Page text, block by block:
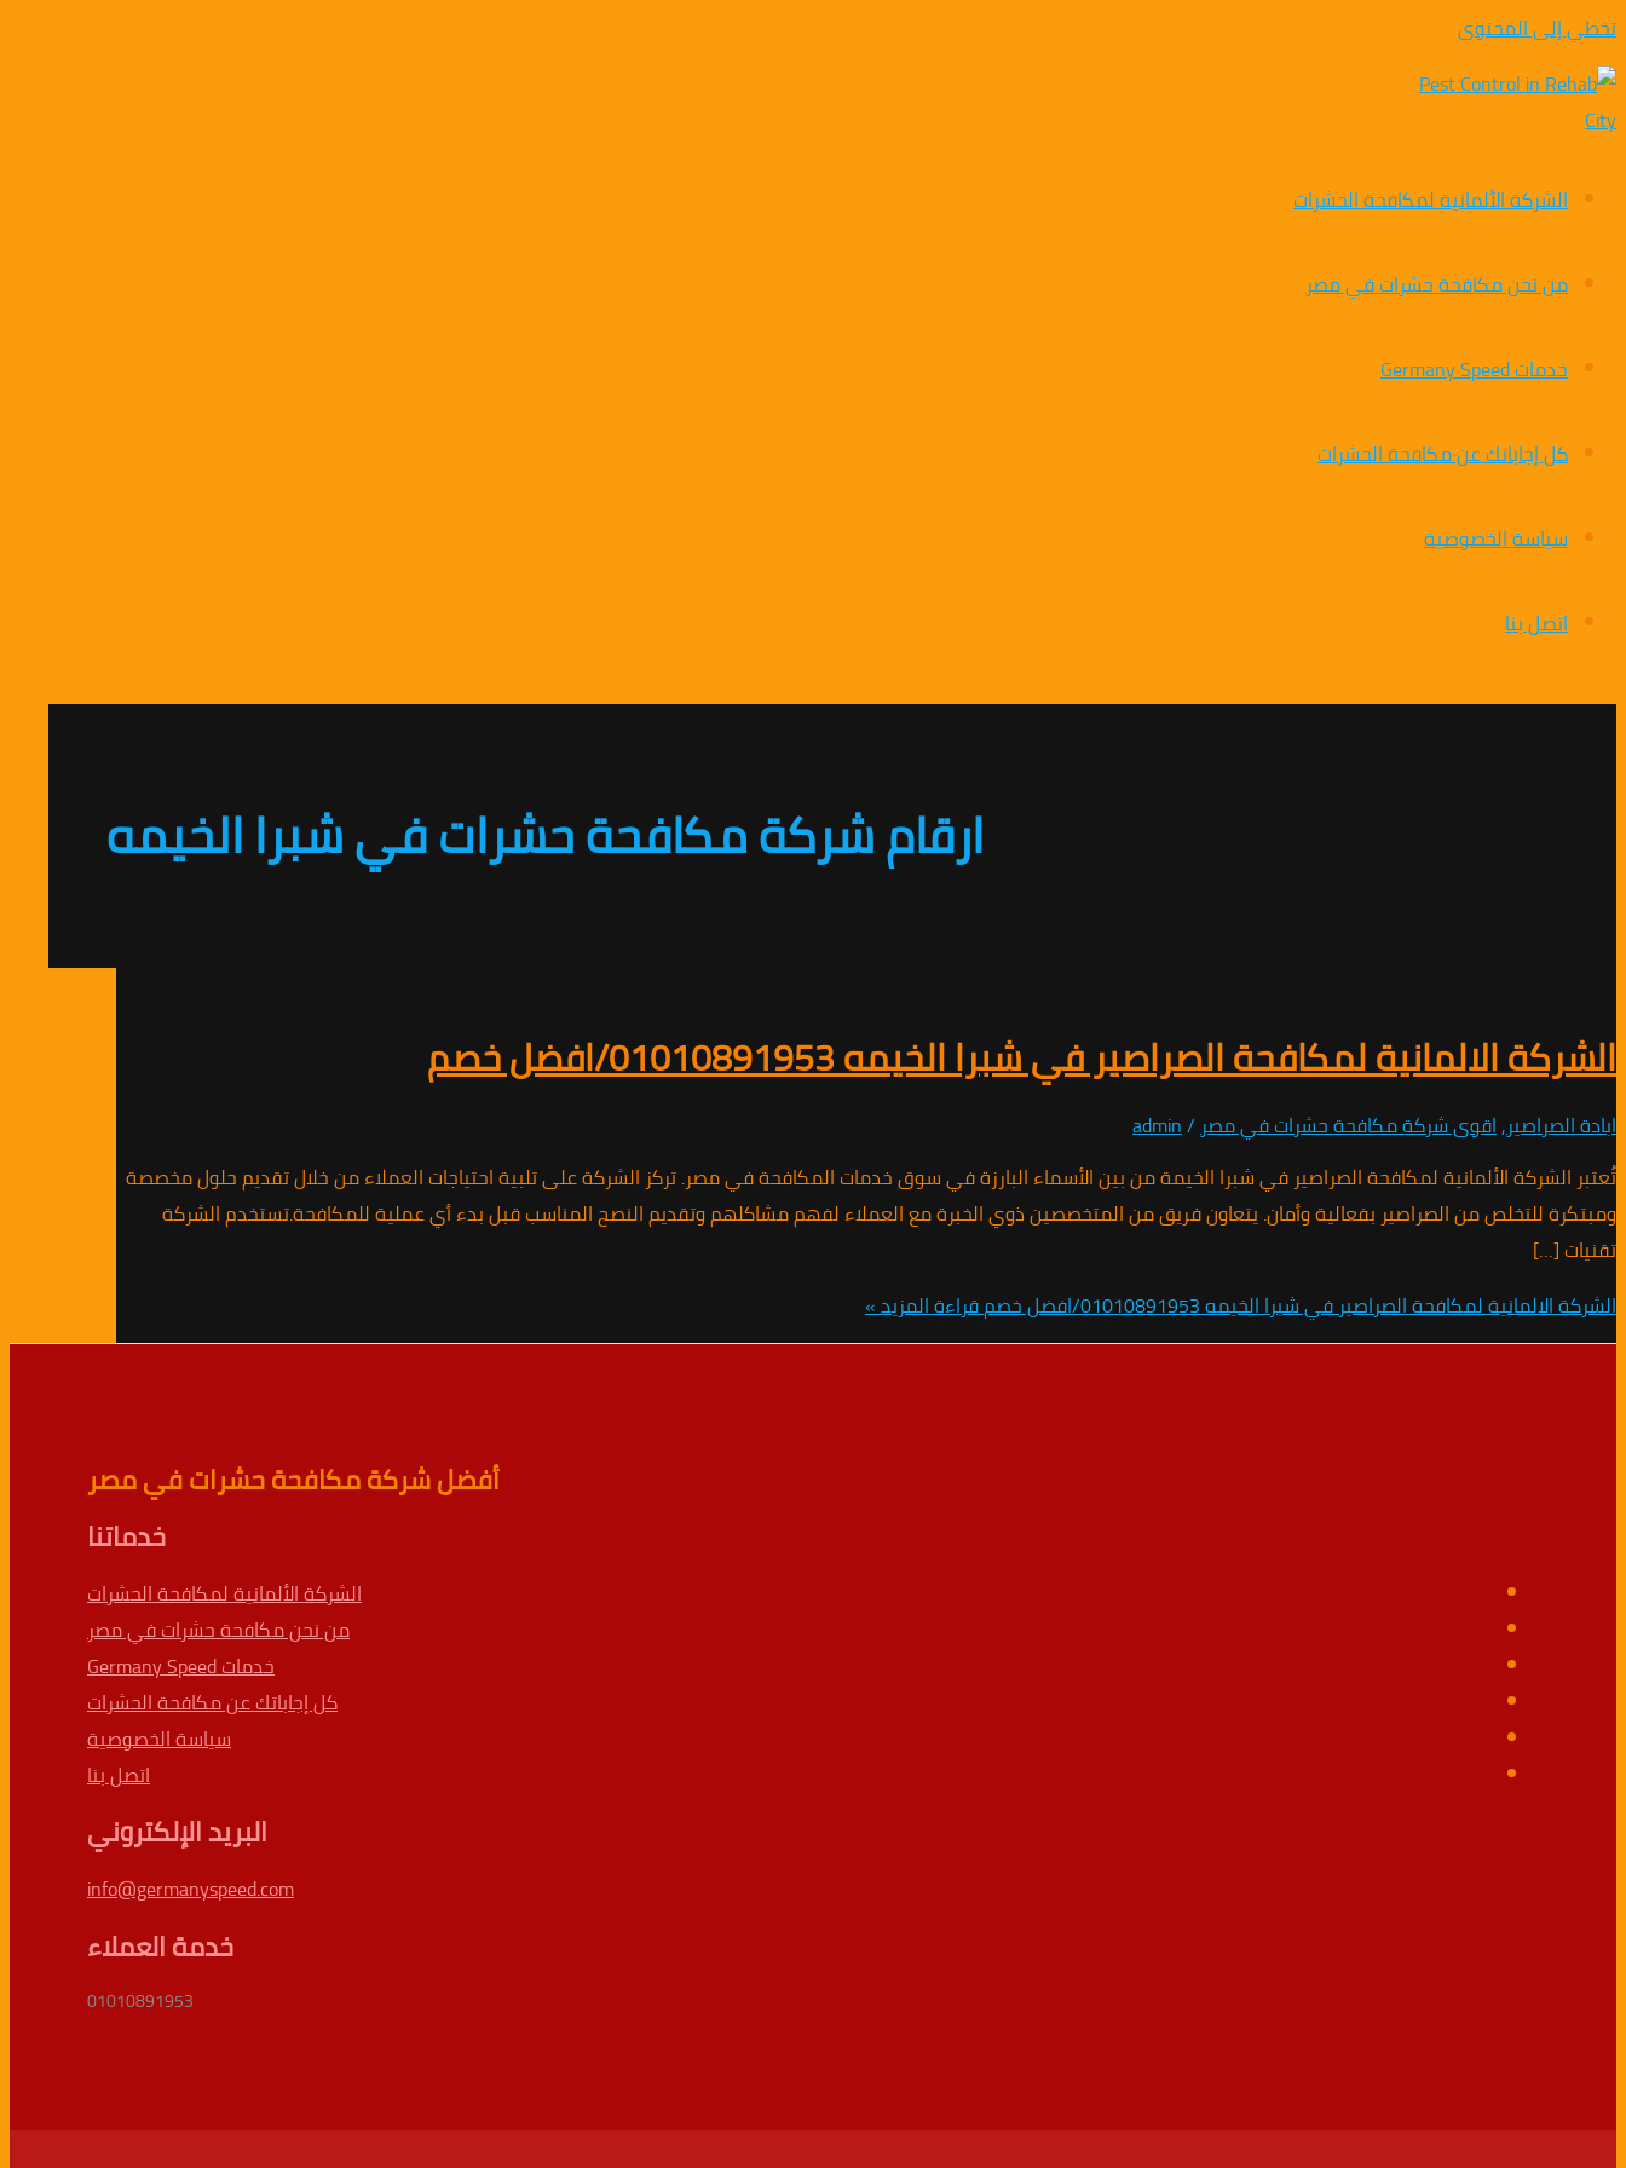
تخطي إلى المحتوى
الشركة الألمانية لمكافحة الحشرات
من نحن مكافحة حشرات في مصر
خدمات Germany Speed
كل إجاباتك عن مكافحة الحشرات
سياسة الخصوصية
اتصل بنا
ارقام شركة مكافحة حشرات في شبرا الخيمه
الشركة الالمانية لمكافحة الصراصير في شبرا الخيمه 01010891953/افضل خصم
ابادة الصراصير,اقوى شركة مكافحة حشرات في مصر/
admin
تُعتبر الشركة الألمانية لمكافحة الصراصير في شبرا الخيمة من بين الأسماء البارزة في سوق خدمات المكافحة في مصر. تركز الشركة على تلبية احتياجات العملاء من خلال تقديم حلول مخصصة
ومبتكرة للتخلص من الصراصير بفعالية وأمان. يتعاون فريق من المتخصصين ذوي الخبرة مع العملاء لفهم مشاكلهم وتقديم النصح المناسب قبل بدء أي عملية للمكافحة.تستخدم الشركة
تقنيات […]
الشركة الالمانية لمكافحة الصراصير في شبرا الخيمه 01010891953/افضل خصم
قراءة المزيد »
أفضل شركة مكافحة حشرات في مصر
خدماتنا
الشركة الألمانية لمكافحة الحشرات
من نحن مكافحة حشرات في مصر
خدمات Germany Speed
كل إجاباتك عن مكافحة الحشرات
سياسة الخصوصية
اتصل بنا
البريد الإلكتروني
info@germanyspeed.com
خدمة العملاء
01010891953